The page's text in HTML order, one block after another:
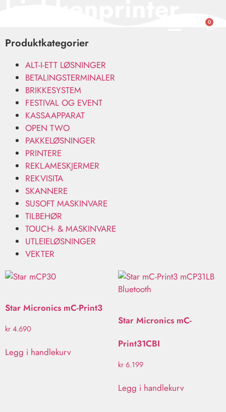
0
Produktkategorier
ALT-I-ETT LØSNINGER
BETALINGSTERMINALER
BRIKKESYSTEM
FESTIVAL OG EVENT
KASSAAPPARAT
OPEN TWO
PAKKELØSNINGER
PRINTERE
REKLAMESKJERMER
REKVISITA
SKANNERE
SUSOFT MASKINVARE
TILBEHØR
TOUCH- & MASKINVARE
UTLEIELØSNINGER
VEKTER
Star Micronics mC-Print3
kr4.690
Legg i handlekurv
Star Micronics mC-
Print31CBI
kr6.199
Legg i handlekurv